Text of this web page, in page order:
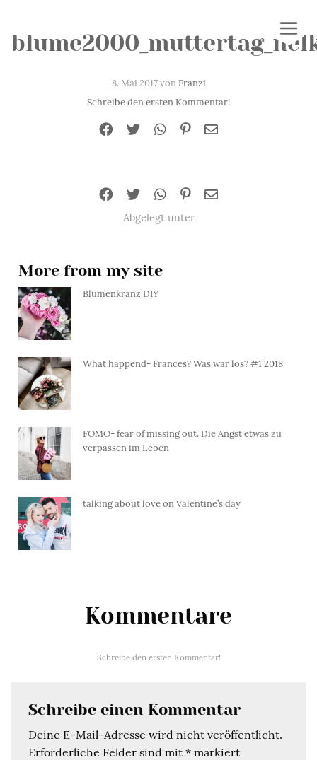
8. Mai 2017 vonFranzi
Schreibe den ersten Kommentar!
Abgelegt unter
More from my site
Blumenkranz DIY
What happend- Frances? Was war los? #1 2018
FOMO- fear of missing out. Die Angst etwas zu
verpassen im Leben
talking about love on Valentine’s day
Kommentare
Schreibe den ersten Kommentar!
Schreibe einen Kommentar
Deine E-Mail-Adresse wird nicht veröffentlicht.
Erforderliche Felder sind mit * markiert